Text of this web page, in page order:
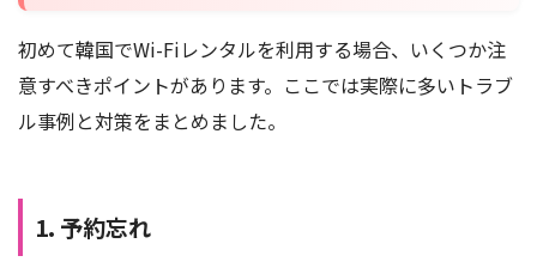
初めて韓国でWi-Fiレンタルを利用する場合、いくつか注
意すべきポイントがあります。ここでは実際に多いトラブ
ル事例と対策をまとめました。
1. 予約忘れ